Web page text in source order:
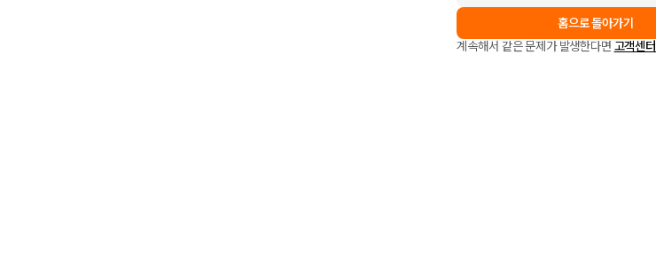
홈으로 돌아가기
계속해서 같은 문제가 발생한다면 고객센터